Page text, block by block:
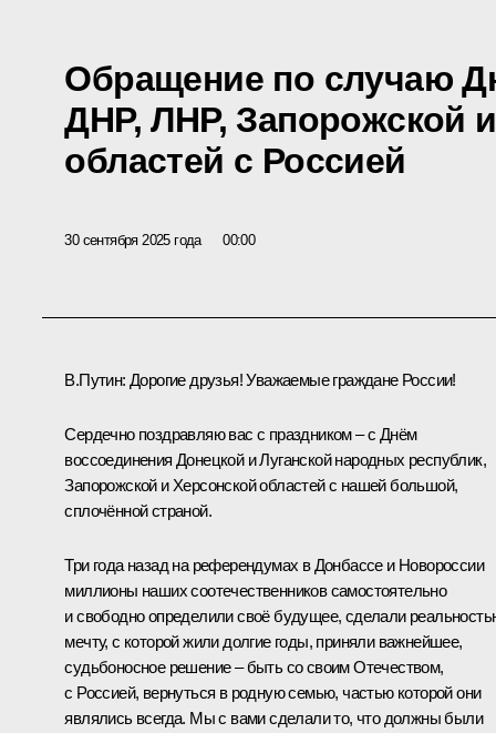
Обращение по случаю
ДНР, ЛНР, Запорожской
областей с Россией
30 сентября 2025 года 00:00
В.Путин: Дорогие друзья! Уважаемые граждане России!
Сердечно поздравляю вас с праздником – с Днём
воссоединения Донецкой и Луганской народных республик,
Запорожской и Херсонской областей с нашей большой,
сплочённой страной.
Три года назад на референдумах в Донбассе и Новороссии
миллионы наших соотечественников самостоятельно
и свободно определили своё будущее, сделали
мечту, с которой жили долгие годы, приняли важнейшее,
судьбоносное решение – быть со своим Отечеством,
с Россией, вернуться в родную семью, частью которой они
являлись всегда. Мы с вами сделали то, что должны были